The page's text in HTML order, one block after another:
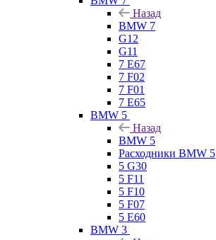
Назад
BMW 7
G12
G11
7 Е67
7 F02
7 F01
7 E65
BMW 5
Назад
BMW 5
Расходники BMW 5
5 G30
5 F11
5 F10
5 F07
5 E60
BMW 3